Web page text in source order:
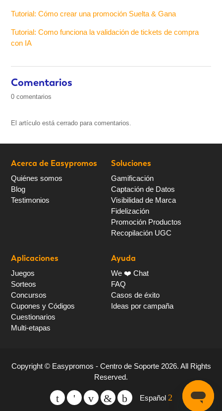
Tutorial: Cómo crear una promoción Suelta & Gana
Tutorial: Como funciona la validación de tickets de compra
con IA
Comentarios
0 comentarios
El artículo está cerrado para comentarios.
Acerca de Easypromos
Quiénes somos
Blog
Testimonios
Soluciones
Gamificación
Captación de Datos
Visibilidad de Marca
Fidelización
Promoción Productos
Recopilación UGC
Aplicaciones
Juegos
Sorteos
Concursos
Cupones y Códigos
Cuestionarios
Multi-etapas
Ayuda
We ❤️ Chat
FAQ
Casos de éxito
Ideas por campaña
Copyright © Easypromos - Centro de Soporte 2026. All Rights
Reserved.
Español